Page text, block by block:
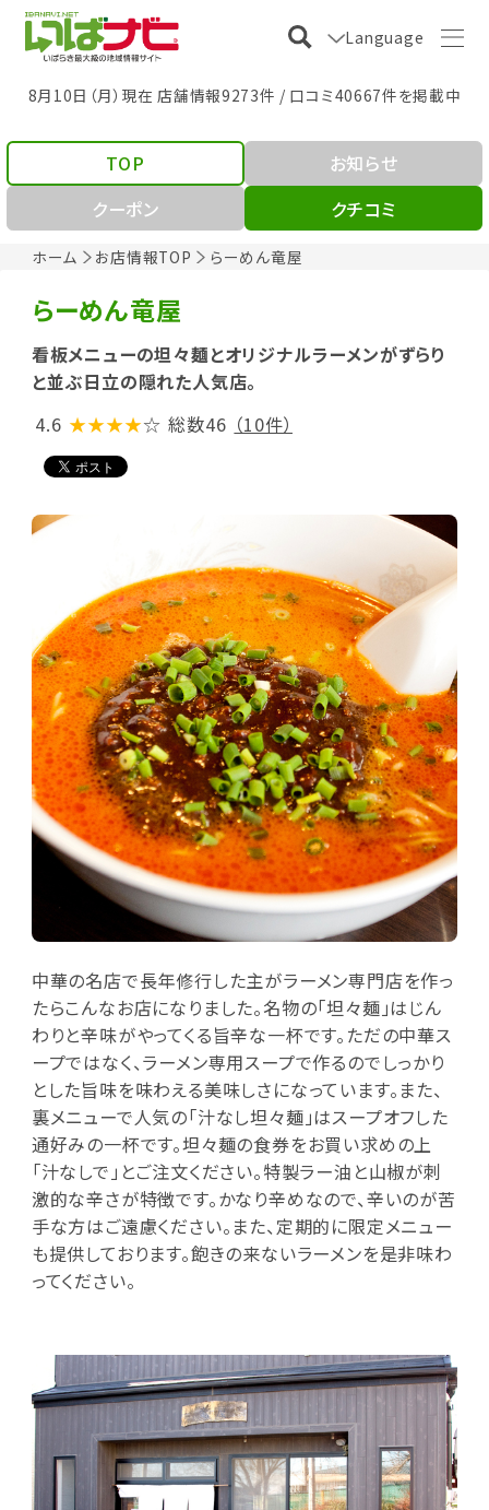
Language
8月10日（月）現在 店舗情報9273件 / 口コミ40667件を掲載中
ホーム お店情報TOP らーめん竜屋
TOP
お知らせ
クーポン
クチコミ
らーめん竜屋
看板メニューの坦々麺とオリジナルラーメンがずらり
と並ぶ日立の隠れた人気店。
4.6 ★★★★☆ 総数46 （10件）
中華の名店で長年修行した主がラーメン専門店を作っ
たらこんなお店になりました。名物の「坦々麺」はじん
わりと辛味がやってくる旨辛な一杯です。ただの中華ス
ープではなく、ラーメン専用スープで作るのでしっかり
とした旨味を味わえる美味しさになっています。また、
裏メニューで人気の「汁なし坦々麺」はスープオフした
通好みの一杯です。坦々麺の食券をお買い求めの上
「汁なしで」とご注文ください。特製ラー油と山椒が刺
激的な辛さが特徴です。かなり辛めなので、辛いのが苦
手な方はご遠慮ください。また、定期的に限定メニュー
も提供しております。飽きの来ないラーメンを是非味わ
ってください。